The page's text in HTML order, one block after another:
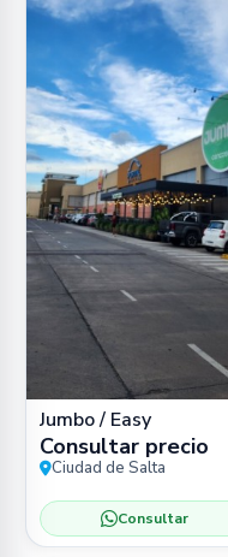
Jumbo / Easy
Consultar precio
Ciudad de Salta
Consultar